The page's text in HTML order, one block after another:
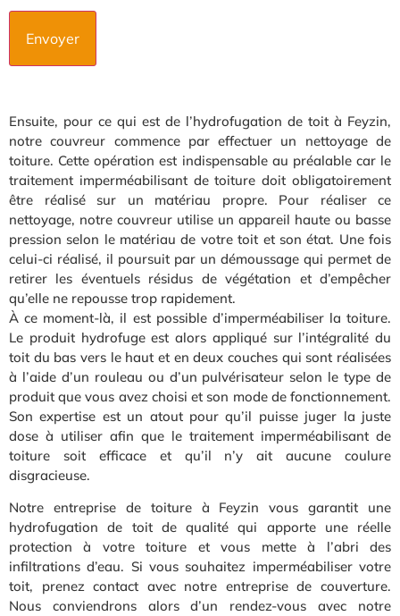
Ensuite, pour ce qui est de l’hydrofugation de toit à Feyzin,
notre couvreur commence par effectuer un nettoyage de
toiture. Cette opération est indispensable au préalable car le
traitement imperméabilisant de toiture doit obligatoirement
être réalisé sur un matériau propre. Pour réaliser ce
nettoyage, notre couvreur utilise un appareil haute ou basse
pression selon le matériau de votre toit et son état. Une fois
celui-ci réalisé, il poursuit par un démoussage qui permet de
retirer les éventuels résidus de végétation et d’empêcher
qu’elle ne repousse trop rapidement.
À ce moment-là, il est possible d’imperméabiliser la toiture.
Le produit hydrofuge est alors appliqué sur l’intégralité du
toit du bas vers le haut et en deux couches qui sont réalisées
à l’aide d’un rouleau ou d’un pulvérisateur selon le type de
produit que vous avez choisi et son mode de fonctionnement.
Son expertise est un atout pour qu’il puisse juger la juste
dose à utiliser afin que le traitement imperméabilisant de
toiture soit efficace et qu’il n’y ait aucune coulure
disgracieuse.
Notre entreprise de toiture à Feyzin vous garantit une
hydrofugation de toit de qualité qui apporte une réelle
protection à votre toiture et vous mette à l’abri des
infiltrations d’eau. Si vous souhaitez imperméabiliser votre
toit, prenez contact avec notre entreprise de couverture.
Nous conviendrons alors d’un rendez-vous avec notre